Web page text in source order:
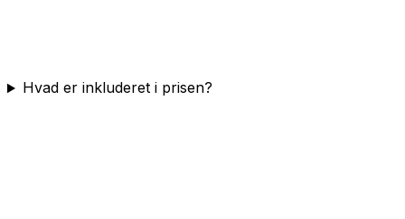
Hvad er inkluderet i prisen?